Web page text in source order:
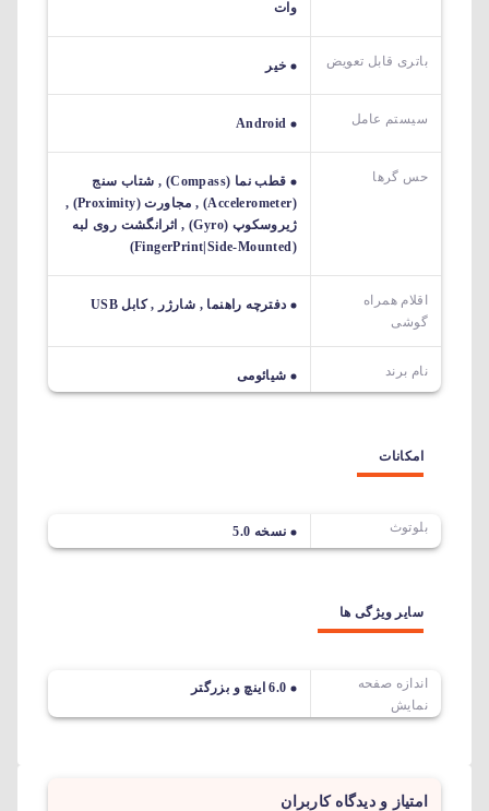
وات
باتری قابل تعویض خیر
سیستم عامل Android
حس گرها
قطب نما (Compass) , شتاب سنج
(Accelerometer) , مجاورت (Proximity) ,
ژیروسکوپ (Gyro) , اثرانگشت روی لبه
(FingerPrint|Side-Mounted)
اقلام همراه
گوشی
دفترچه راهنما , شارژر , کابل USB
نام برند شیائومی
امکانات
بلوتوث نسخه 5.0
سایر ویژگی ها
اندازه صفحه
نمایش
6.0 اینچ و بزرگتر
امتیاز و دیدگاه کاربران